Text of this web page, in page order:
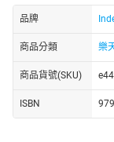
品牌
商品分類 樂
商品貨號(SKU)
ISBN